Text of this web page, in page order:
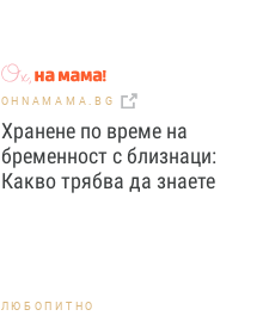
OHNAMAMA.BG
Хранене по време на
бременност с близнаци:
Какво трябва да знаете
ЛЮБОПИТНО